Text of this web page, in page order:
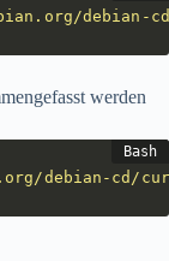
debian-
werden
debian-cd/